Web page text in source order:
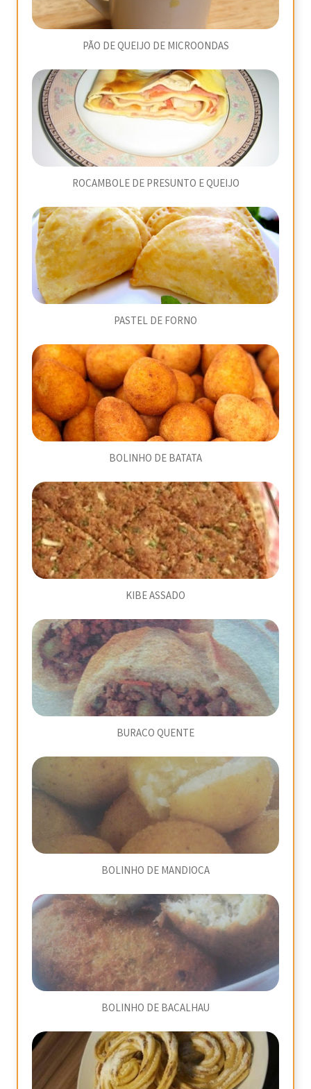
PÃO DE QUEIJO DE MICROONDAS
ROCAMBOLE DE PRESUNTO E QUEIJO
PASTEL DE FORNO
BOLINHO DE BATATA
KIBE ASSADO
BURACO QUENTE
BOLINHO DE MANDIOCA
BOLINHO DE BACALHAU